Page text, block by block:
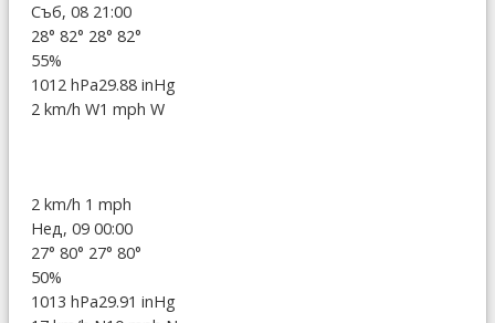
Съб, 08 21:00
28° 82° 28° 82°
55%
1012 hPa29.88 inHg
2 km/h W1 mph W
2 km/h 1 mph
Нед, 09 00:00
27° 80° 27° 80°
50%
1013 hPa29.91 inHg